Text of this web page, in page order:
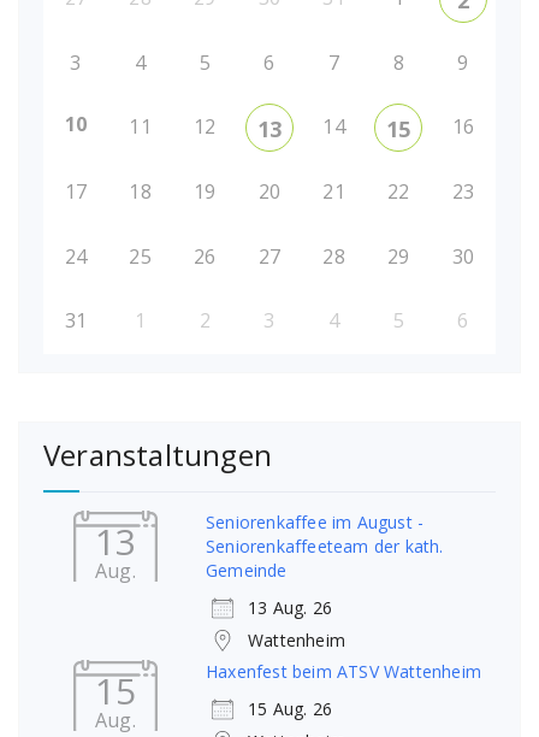
3 4 5 6 7 8 9
10 11 12 13 14 15 16
17 18 19 20 21 22 23
24 25 26 27 28 29 30
31 1 2 3 4 5 6
Veranstaltungen
13
Aug.
Seniorenkaffee im August -
Seniorenkaffeeteam der kath.
Gemeinde
13 Aug. 26
Wattenheim
15
Aug.
Haxenfest beim ATSV Wattenheim
15 Aug. 26